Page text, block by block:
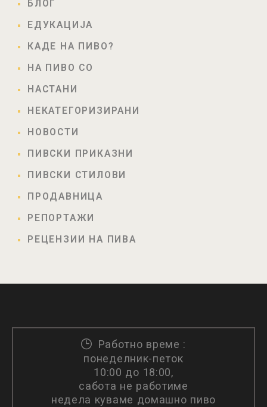
БЛОГ
ЕДУКАЦИЈА
КАДЕ НА ПИВО?
НА ПИВО СО
НАСТАНИ
НЕКАТЕГОРИЗИРАНИ
НОВОСТИ
ПИВСКИ ПРИКАЗНИ
ПИВСКИ СТИЛОВИ
ПРОДАВНИЦА
РЕПОРТАЖИ
РЕЦЕНЗИИ НА ПИВА
Работно време :
понеделник-петок
10:00 до 18:00,
сабота не работиме
недела куваме домашно пиво